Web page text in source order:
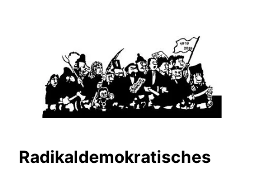
Radikaldemokratisches